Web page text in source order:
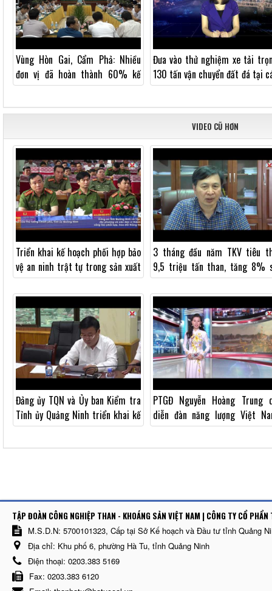
Vùng Hòn Gai, Cẩm Phả: Nhiều
đơn vị đã hoàn thành 60% kế
hoạch năm 2018
Đưa vào thử nghiệm xe tải
130 tấn vận chuyển đất đá tại
mỏ lộ thiên
VIDEO CŨ HƠN
Triển khai kế hoạch phối hợp bảo
vệ an ninh trật tự trong sản xuất
năm 2018
3 tháng đầu năm TKV tiêu
9,5 triệu tấn than, tăng 8%
với cùng kỳ
Đảng ủy TQN và Ủy ban Kiểm tra
Tỉnh ủy Quảng Ninh triển khai kế
hoạch phối hợp năm 2018
PTGĐ Nguyễn Hoàng Trung
diễn đàn năng lượng Việt
năm 2017
TẬP ĐOÀN CÔNG NGHIỆP THAN - KHOÁNG SẢN VIỆT NAM | CÔNG TY CỔ
M.S.D.N: 5700101323, Cấp tại Sở Kế hoạch và Đầu tư tỉnh Quảng
Địa chỉ: Khu phố 6, phường Hà Tu, tỉnh Quảng Ninh
Điện thoại: 0203.383 5169
Fax: 0203.383 6120